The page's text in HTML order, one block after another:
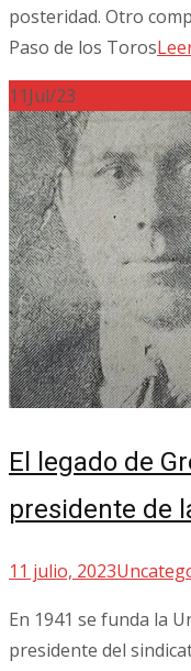
posteridad. Otro
Paso de los Toros
11Jul/23
El legado de
presidente de
11 julio, 2023
En 1941 se funda la
presidente del